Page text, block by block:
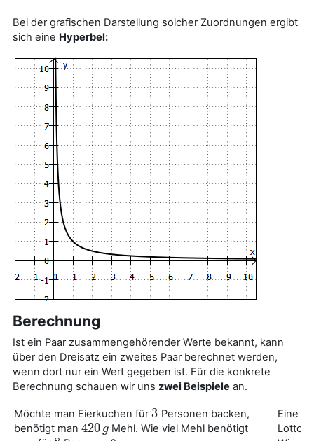
Bei der grafischen Darstellung solcher Zuordnungen ergibt
sich eine Hyperbel:
Berechnung
Ist ein Paar zusammengehörender Werte bekannt, kann
über den Dreisatz ein zweites Paar berechnet werden,
wenn dort nur ein Wert gegeben ist. Für die konkrete
Berechnung schauen wir uns zwei Beispiele an.
Möchte man Eierkuchen für3
3 Personen backen,
benötigt man 420 g
420 gMehl. Wie viel Mehl benötigt
Eine
Lotto